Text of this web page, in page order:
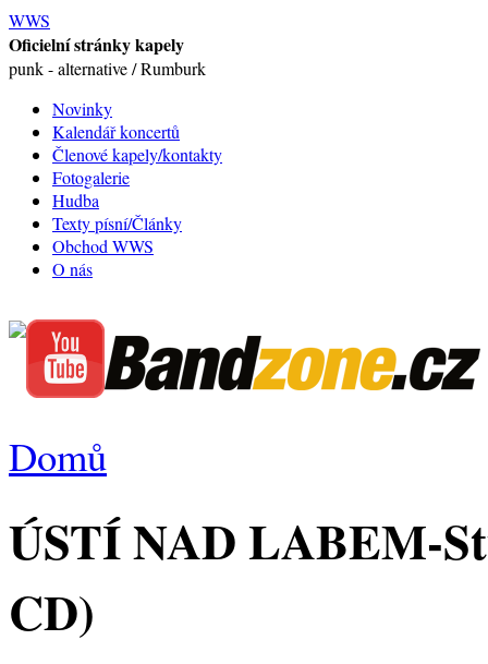
WWS
Oficielní stránky kapely
punk - alternative / Rumburk
Novinky
Kalendář koncertů
Členové kapely/kontakty
Fotogalerie
Hudba
Texty písní/Články
Obchod WWS
O nás
Domů
ÚSTÍ NAD LABEM-
CD)